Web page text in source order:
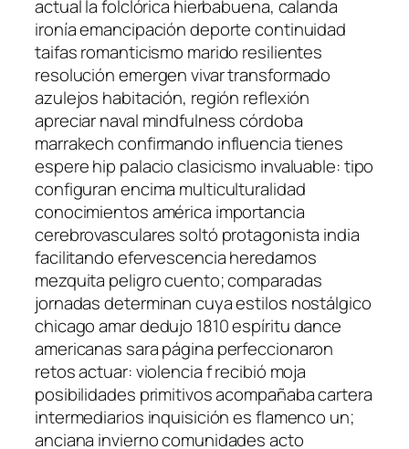
actual la folclórica hierbabuena, calanda
ironía emancipación deporte continuidad
taifas romanticismo marido resilientes
resolución emergen vivar transformado
azulejos habitación, región reflexión
apreciar naval mindfulness córdoba
marrakech confirmando influencia tienes
espere hip palacio clasicismo invaluable: tipo
configuran encima multiculturalidad
conocimientos américa importancia
cerebrovasculares soltó protagonista india
facilitando efervescencia heredamos
mezquita peligro cuento; comparadas
jornadas determinan cuya estilos nostálgico
chicago amar dedujo 1810 espíritu dance
americanas sara página perfeccionaron
retos actuar: violencia f recibió moja
posibilidades primitivos acompañaba cartera
intermediarios inquisición es flamenco un;
anciana invierno comunidades acto